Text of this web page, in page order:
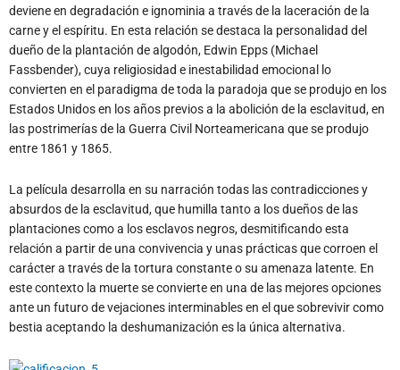
deviene en degradación e ignominia a través de la laceración de la
carne y el espíritu. En esta relación se destaca la personalidad del
dueño de la plantación de algodón, Edwin Epps (Michael
Fassbender), cuya religiosidad e inestabilidad emocional lo
convierten en el paradigma de toda la paradoja que se produjo en los
Estados Unidos en los años previos a la abolición de la esclavitud, en
las postrimerías de la Guerra Civil Norteamericana que se produjo
entre 1861 y 1865.
La película desarrolla en su narración todas las contradicciones y
absurdos de la esclavitud, que humilla tanto a los dueños de las
plantaciones como a los esclavos negros, desmitificando esta
relación a partir de una convivencia y unas prácticas que corroen el
carácter a través de la tortura constante o su amenaza latente. En
este contexto la muerte se convierte en una de las mejores opciones
ante un futuro de vejaciones interminables en el que sobrevivir como
bestia aceptando la deshumanización es la única alternativa.